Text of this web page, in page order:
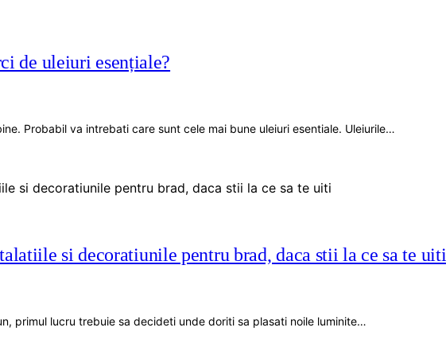
de uleiuri esențiale?
Probabil va intrebati care sunt cele mai bune uleiuri esentiale. Uleiurile…
si decoratiunile pentru brad, daca stii la ce sa te uiti
primul lucru trebuie sa decideti unde doriti sa plasati noile luminite…